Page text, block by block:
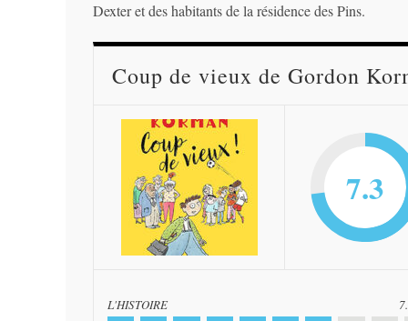
Dexter et des habitants de la résidence des Pins.
Coup de vieux de Gordon
7.3
L'HISTOIRE